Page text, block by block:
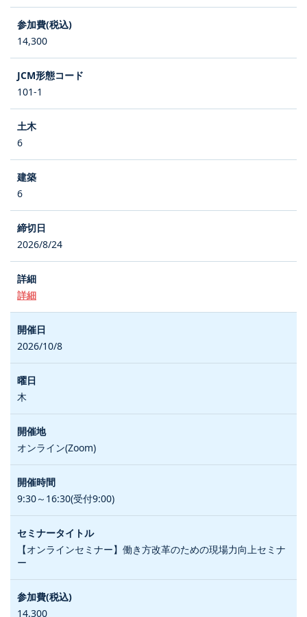
14,300
101-1
6
6
2026/8/24
詳細
2026/10/8
木
オンライン(Zoom)
9:30～16:30(受付9:00)
【オンラインセミナー】働き方改革のための現場力向上セミナ
ー
14,300